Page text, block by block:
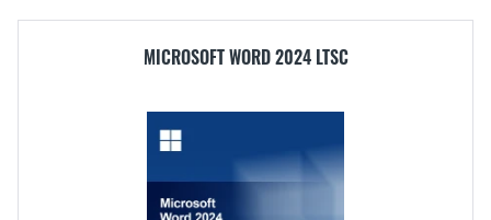
MICROSOFT WORD 2024 LTSC